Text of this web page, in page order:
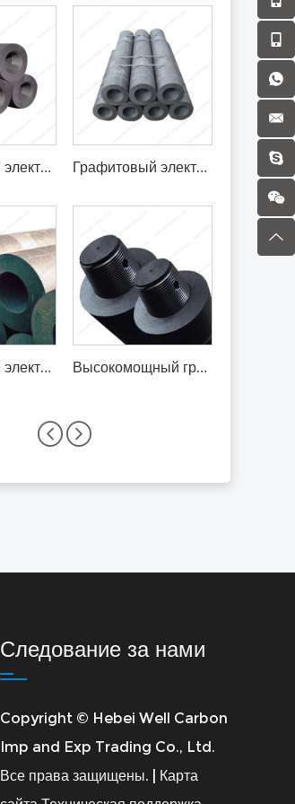
Графитовый электрод UHP 600 мм с ниппелем T4L
Графитовые электроды UHP 600x2400 мм для электродуговой печи (EAF)
Графитовый электрод высокой мощности Графитовый электрод HP 500 с устойчивым к окислению покрытием
Высокомощный графитовый электрод класса HP450 мм Литейный графитовый электрод
Следование за нами
Copyright © Hebei Well Carbon
Imp and Exp Trading Co., Ltd.
Все права защищены. |
Карта